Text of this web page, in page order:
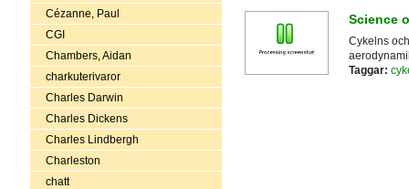
Cézanne, Paul
CGI
Chambers, Aidan
charkuterivaror
Charles Darwin
Charles Dickens
Charles Lindbergh
Charleston
chatt
Science
Cykelns
Taggar: